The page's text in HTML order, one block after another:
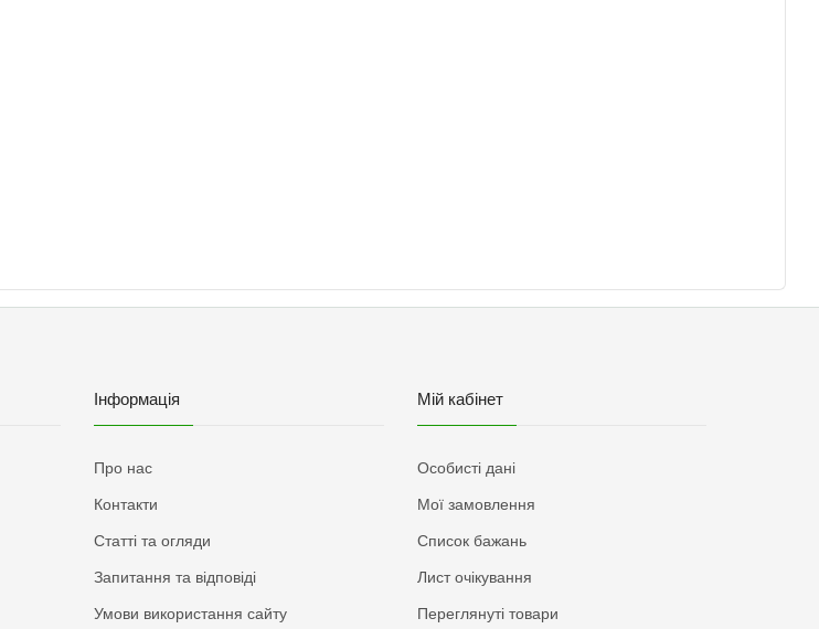
Інформація
Про нас
Контакти
Статті та огляди
Запитання та відповіді
Умови використання сайту
Мій кабінет
Особисті дані
Мої замовлення
Список бажань
Лист очікування
Переглянуті товари